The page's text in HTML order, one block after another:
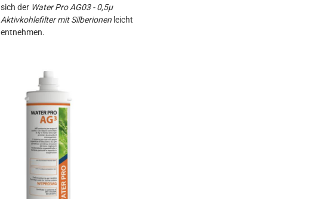
sich der Water Pro AG03 - 0,5µ
Aktivkohlefilter mit Silberionen leicht
entnehmen.